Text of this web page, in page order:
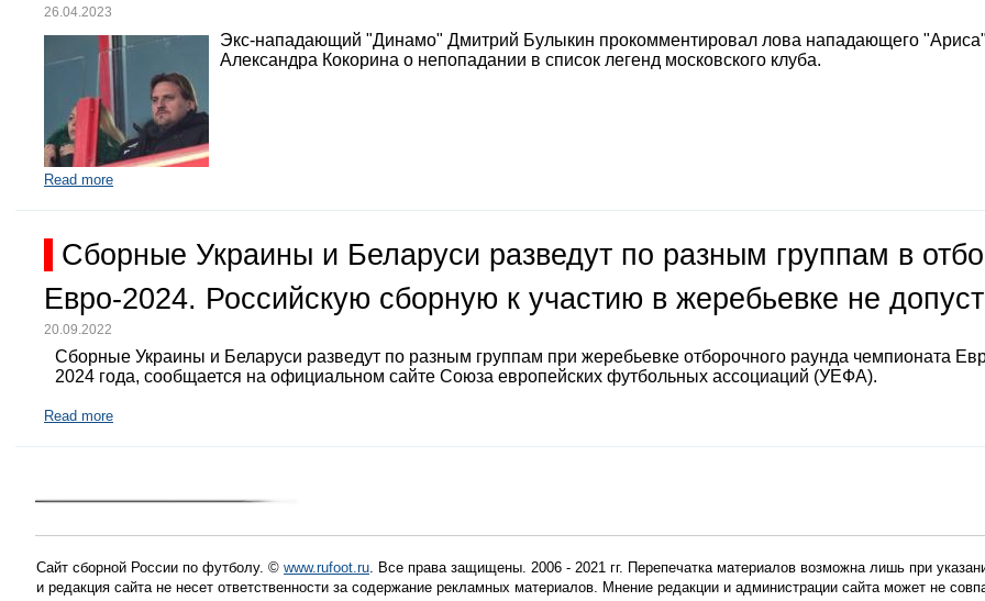
26.04.2023
Экс-нападающий "Динамо" Дмитрий Булыкин прокомментировал лова нападающего "Ариса"
Александра Кокорина о непопадании в список легенд московского клуба.
Read more
Сборные Украины и Беларуси разведут по разным группам в
Евро-2024. Российскую сборную к участию в жеребьевке не
20.09.2022
Сборные Украины и Беларуси разведут по разным группам при жеребьевке отборочного раунда чемпионата
2024 года, сообщается на официальном сайте Союза европейских футбольных ассоциаций (УЕФА).
Read more
Сайт сборной России по футболу. © www.rufoot.ru. Все права защищены. 2006 - 2021 гг. Перепечатка материалов возможна лишь при
и редакция сайта не несет ответственности за содержание рекламных материалов. Мнение редакции и администрации сайта может не